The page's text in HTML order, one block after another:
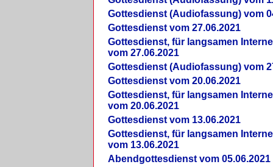
Gottesdienst (Audiofassung) vom
Gottesdienst vom 27.06.2021
Gottesdienst, für langsamen
vom 27.06.2021
Gottesdienst (Audiofassung) vom
Gottesdienst vom 20.06.2021
Gottesdienst, für langsamen
vom 20.06.2021
Gottesdienst vom 13.06.2021
Gottesdienst, für langsamen
vom 13.06.2021
Abendgottesdienst vom 05.06.2021